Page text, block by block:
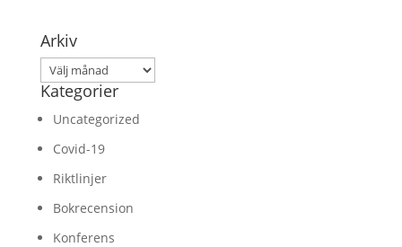
Arkiv
Arkiv
Kategorier
Uncategorized
Covid-19
Riktlinjer
Bokrecension
Konferens